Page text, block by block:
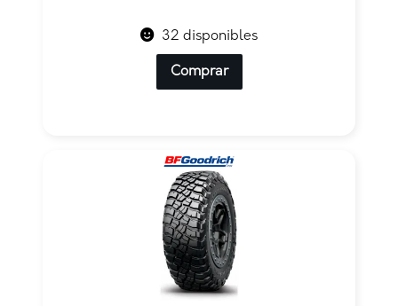
32 disponibles
Comprar